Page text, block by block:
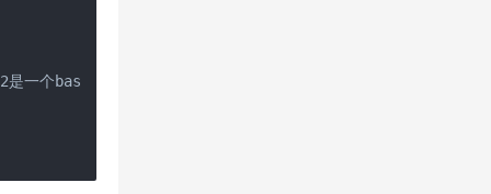
一个base64编码的字符串）